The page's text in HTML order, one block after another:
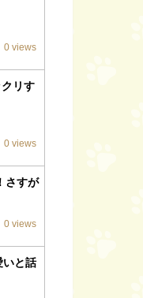
0 views
リす
0 views
さすが
0 views
いと話